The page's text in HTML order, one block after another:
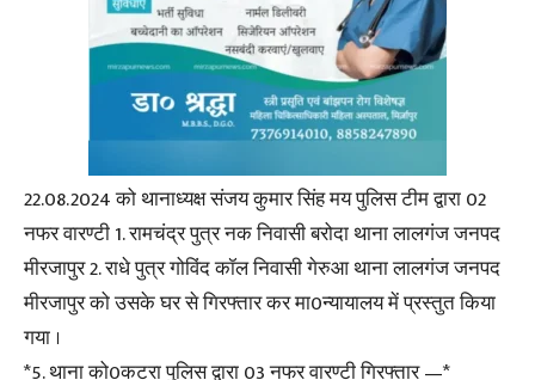
22.08.2024 को थानाध्यक्ष संजय कुमार सिंह मय पुलिस टीम द्वारा 02
नफर वारण्टी 1. रामचंद्र पुत्र नक निवासी बरोदा थाना लालगंज जनपद
मीरजापुर 2. राधे पुत्र गोविंद कॉल निवासी गेरुआ थाना लालगंज जनपद
मीरजापुर को उसके घर से गिरफ्तार कर मा0न्यायालय में प्रस्तुत किया
गया ।
*5. थाना को0कटरा पुलिस द्वारा 03 नफर वारण्टी गिरफ्तार —*